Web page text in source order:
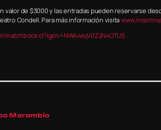
valor de $3000 y las entradas pueden reservarse
Condell. Para más información visita
matchbook.cl?igsh=NW4wejV0Z2NxOTU5
Marambio